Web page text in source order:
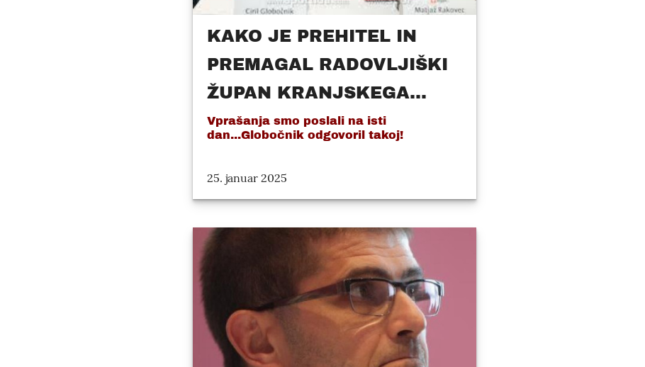
KAKO JE PREHITEL IN
PREMAGAL RADOVLJIŠKI
ŽUPAN KRANJSKEGA...
Vprašanja smo poslali na isti
dan...Globočnik odgovoril takoj!
25. januar 2025